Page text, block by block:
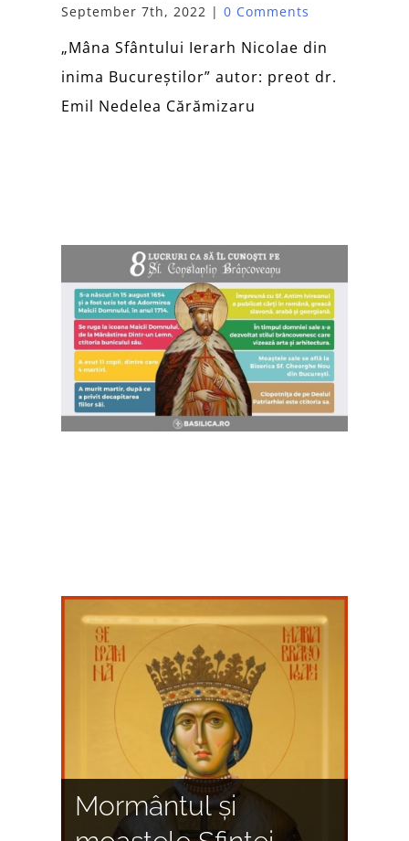
September 7th, 2022 | 0 Comments
„Mâna Sfântului Ierarh Nicolae din
inima Bucureștilor” autor: preot dr.
Emil Nedelea Cărămizaru
HRAMUL ISTORIC
AL BISERICII
BRÂNCOVENEȘTI
Săptămâna
Luminată – Izvorul
Mormântul și